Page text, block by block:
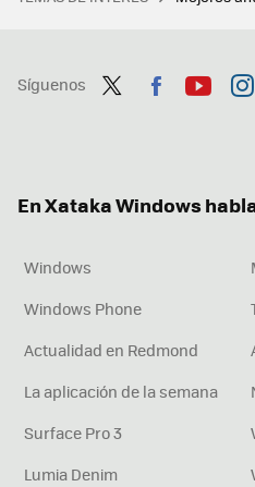
Síguenos
En Xataka Windows
Windows
Windows Phone
Actualidad en Redmond
La aplicación de la semana
Surface Pro 3
Lumia Denim